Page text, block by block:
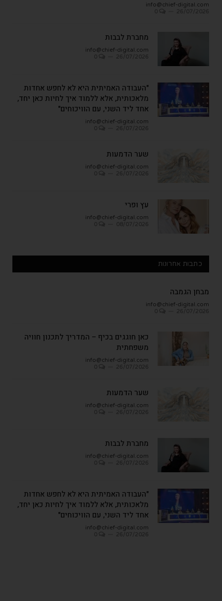
info@chief-digital.com
מחברת לבבות
info@chief-digital.com
"העבודה האמיתית היא לא לחפש אחדות
מלאכותית, אלא ללמוד איך לחיות כאן יחד,
אחד ליד השני, עם הוויכוחים"
info@chief-digital.com
שער הדמעות
info@chief-digital.com
עץ ופרי
info@chief-digital.com
כתבות אחרונות
מבחן הגמבה
info@chief-digital.com
כאן חוגגים בכיף – המדריך לתכנון חוויה
משפחתית
info@chief-digital.com
שער הדמעות
info@chief-digital.com
מחברת לבבות
info@chief-digital.com
"העבודה האמיתית היא לא לחפש אחדות
מלאכותית, אלא ללמוד איך לחיות כאן יחד,
אחד ליד השני, עם הוויכוחים"
info@chief-digital.com